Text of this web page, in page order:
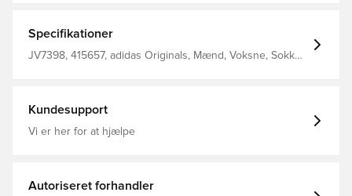
Specifikationer
JV7398, 415657, adidas Originals, Mænd, Voksne, Sokker,
Kundesupport
Vi er her for at hjælpe
Autoriseret forhandler